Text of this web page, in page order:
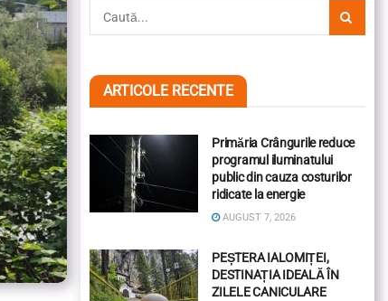
ARTICOLE RECENTE
Primăria Crângurile reduce
programul iluminatului
public din cauza costurilor
ridicate la energie
AUGUST 7, 2026
PEȘTERA IALOMIȚEI,
DESTINAȚIA IDEALĂ ÎN
ZILELE CANICULARE